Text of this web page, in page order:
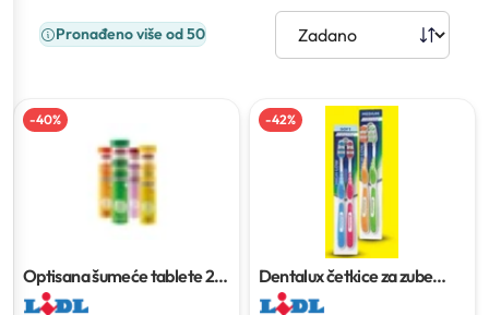
Pronađeno više od 50
-40%
Optisana šumeće tablete20
komada
-42%
Dentalux četkice za zube
classic2 kom